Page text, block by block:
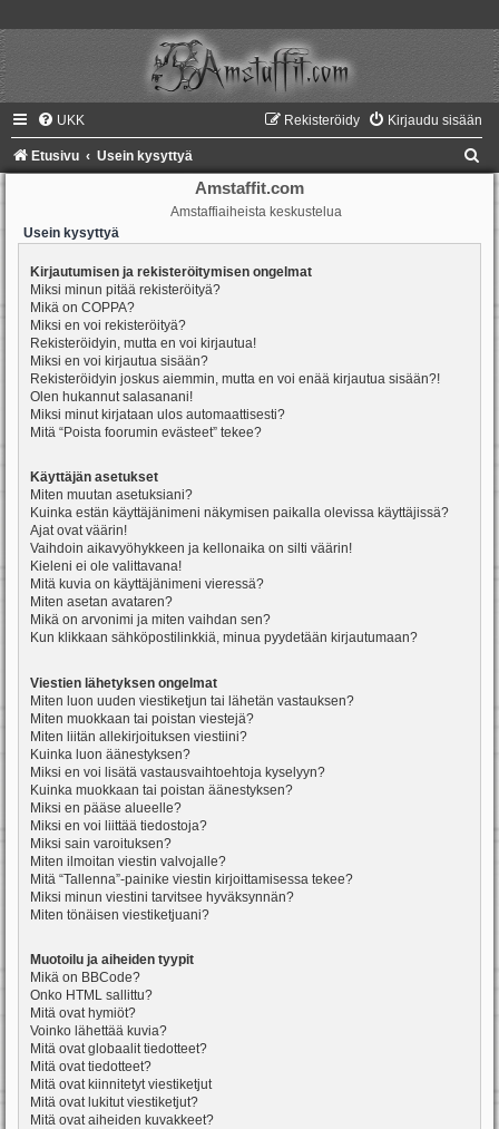
UKK Kirjaudu sisään
Rekisteröidy
Etusivu Usein kysyttyä
Amstaffit.com
Amstaffiaiheista keskustelua
Usein kysyttyä
Kirjautumisen ja rekisteröitymisen ongelmat
Miksi minun pitää rekisteröityä?
Mikä on COPPA?
Miksi en voi rekisteröityä?
Rekisteröidyin, mutta en voi kirjautua!
Miksi en voi kirjautua sisään?
Rekisteröidyin joskus aiemmin, mutta en voi enää kirjautua sisään?!
Olen hukannut salasanani!
Miksi minut kirjataan ulos automaattisesti?
Mitä “Poista foorumin evästeet” tekee?
Käyttäjän asetukset
Miten muutan asetuksiani?
Kuinka estän käyttäjänimeni näkymisen paikalla olevissa käyttäjissä?
Ajat ovat väärin!
Vaihdoin aikavyöhykkeen ja kellonaika on silti väärin!
Kieleni ei ole valittavana!
Mitä kuvia on käyttäjänimeni vieressä?
Miten asetan avataren?
Mikä on arvonimi ja miten vaihdan sen?
Kun klikkaan sähköpostilinkkiä, minua pyydetään kirjautumaan?
Viestien lähetyksen ongelmat
Miten luon uuden viestiketjun tai lähetän vastauksen?
Miten muokkaan tai poistan viestejä?
Miten liitän allekirjoituksen viestiini?
Kuinka luon äänestyksen?
Miksi en voi lisätä vastausvaihtoehtoja kyselyyn?
Kuinka muokkaan tai poistan äänestyksen?
Miksi en pääse alueelle?
Miksi en voi liittää tiedostoja?
Miksi sain varoituksen?
Miten ilmoitan viestin valvojalle?
Mitä “Tallenna”-painike viestin kirjoittamisessa tekee?
Miksi minun viestini tarvitsee hyväksynnän?
Miten tönäisen viestiketjuani?
Muotoilu ja aiheiden tyypit
Mikä on BBCode?
Onko HTML sallittu?
Mitä ovat hymiöt?
Voinko lähettää kuvia?
Mitä ovat globaalit tiedotteet?
Mitä ovat tiedotteet?
Mitä ovat kiinnitetyt viestiketjut
Mitä ovat lukitut viestiketjut?
Mitä ovat aiheiden kuvakkeet?